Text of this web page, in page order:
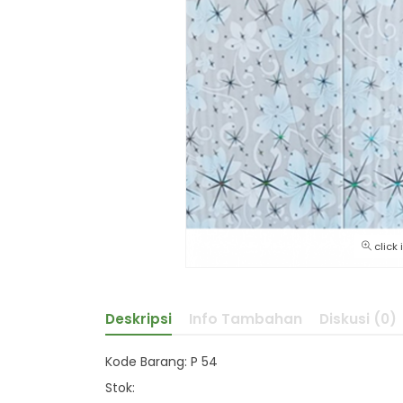
click
Deskripsi Info Tambahan Diskusi (0)
Kode Barang: P 54
Stok: